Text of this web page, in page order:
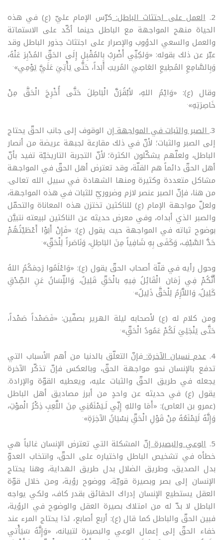
2. العمل على اجتثاث الباطل:كرّس الإمام عليّ (ع) في هذه
الحياة منهج المواجهة مع الباطل حينما أكّد على الاستماتة
والعمل والسعي الدؤوب والإصرار على اجتثاث جذور الباطل وقد
عبّر عن ذلك بقوله: «وَلكِنِّي أَضْرِبُ بِالمُقْبِلِ إِلَى الحَقِّ المُدْبِرَ عَنْهُ،
وَبِالسَّامِعِ المُطِيعِ العَاصِيَ المُريبَ أَبَداً، حَتَّى يَأْتِيَ عَلَيَّ يَوْمِي».
وقال (ع): «وَايْمُ اللهِ، لأبْقُرَنَّ الْبَاطِلَ حَتَّى أُخْرِجَ الْحَقَّ مِنْ
خَاصِرَتِهِ».
3.الصبر والثبات في المواجهةإن الوقوف إلى جانب الحقّ يحتاج
إلى الصبر والثبات؛ لأنّ في ذلك مقارعة لجبهة عريضة من أنصار
الباطل، ولعلّهم يشكّلون الكثرة؛ لأنّ التجربة التاريخيّة تفيد بأنّ
أهل الحقّ دائماً هم القلّة، وقد تعترض أهل الحقّ في المواجهة
مشاكل متعددة وكثيرة ومنها الشهادة في سبيل الله تعالى.
من هنا، فإنّ الصبر عنصر لازم وضروريّ للثبات في هذه المواجهة،
ولعلّ مواجهة الإمام (ع) للناكثين تختزن هذه المعاناة والتحمّل
والصبر الذي أبداه، وفي معرض حديثه عن الناكثين لبيعته نتبيَّن
بوضوح ثباته في المواجهة حيث يقول (ع): «فَإِنْ أَبَوْا أَعْطَيْتُهُمْ
حَدَّ السَّيْفِ، وَكَفَى بِهِ شَافِياً مِنَ البَاطِلِ، وَنَاصَراً لِلْحَقِّ».
وحول رأيه في قلّة أصحاب الحقّ يقول (ع): «وَاعْلَمُوا رَحِمَكُمُ اللهُ
أَنَّكُمْ فِي زَمَان الْقَائِلُ فِيهِ بالْحَقِّ قَلِيلٌ، وَاللِّسَانُ عَنِ الصِّدْقِ
كَلِيلٌ، وَاللاَّزِمُ لِلْحَقَّ ذَلِيلٌ».
ومن كلام له (ع) لأصحابه ليلة الهرير بصفّين: «فَصَمْداً صَمْداً،
حَتَّى يَنْجَلِيَ لَكُمْ عَمُودُ الْحَقِّ».
4. عدم نسيان الآخرة:فإنّ التعلّق بالدنيا من أهم الأسباب التي
تدفع بالإنسان نحو مواجهة الحقّ، وبالعكس فإنّ تذكّر الآخرة
يجعله في طريق الحقّ والثبات عليه، ويعطيه القوّة والإرادة.
يقول (ع) في حديثه عن واحدٍ من أبرز مصاديق أهل الباطل
(عمرو بن العاص): «أَمَا واللهِ إِنِّي لَـيَمْنَعُنِي مِنَ اللَّعِبِ ذِكْرُ الْموْتِ،
وَإِنَّهُ لَيَمْنَعُهُ مِنْ قَوْلِ الْحَقِّ نِسْيَانُ الآخِرَةِ».
5. الوعي والبصيرةإنّ المشكلة التي تعترض الإنسان غالباً هي
خطأه في تشخيص الباطل واختياره على الحقّ، وانتخاب العدوّ
بدل الصديق، وطريق الضلال بدل طريق الهداية، وهنا يحتاج
الإنسان إلى بصر وبصيرة قويّة، ووضوح رؤية، ومن خلال قوّة
العقل يستطيع الإنسان إدراك الحقائق بقدر كاف، ولكي يواجه
الباطل لا بدّ له من امتلاك بصيرة العقل والوضوح في الرؤية،
فبين الحقّ والباطل كما قال (ع): أربع أصابع، لذا يحتاج المرء عند
خفاء الحقّ إلى إعمال الوعي والبصيرة لتبيانه، «وَإِنَّهُ سَيَأْتي